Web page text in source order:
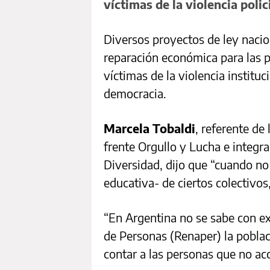
víctimas de la violencia
Diversos proyectos de ley
reparación económica para las
víctimas de la violencia
democracia.
Marcela Tobaldi, referente de
frente Orgullo y Lucha e
Diversidad, dijo que “cuando
educativa- de ciertos
“En Argentina no se sabe con
de Personas (Renaper) la
contar a las personas que no